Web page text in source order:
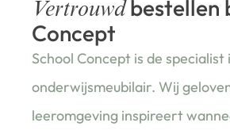
Vertrouwdbestellen
Concept
School Concept is de specialist
onderwijsmeubilair. Wij
leeromgeving inspireert